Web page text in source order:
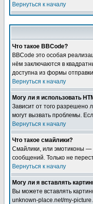
Вернуться к началу
Что такое BBCode?
BBCode это особая
нём заключаются в
доступна из формы
Вернуться к началу
Могу ли я использовать
Зависит от того разрешено
могут вызвать проблемы.
Вернуться к началу
Что такое смайлики?
Смайлики, или эмотиконы —
сообщений. Только не
Вернуться к началу
Могу ли я вставлять
Вы можете вставлять
unknown-place.net/my-